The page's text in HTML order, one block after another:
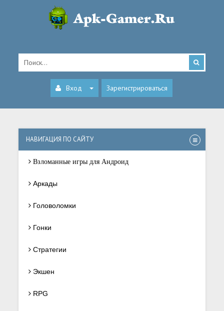
Вход Зарегистрироваться
НАВИГАЦИЯ ПО САЙТУ
Взломанные игры для Андроид
Аркады
Головоломки
Гонки
Стратегии
Экшен
RPG